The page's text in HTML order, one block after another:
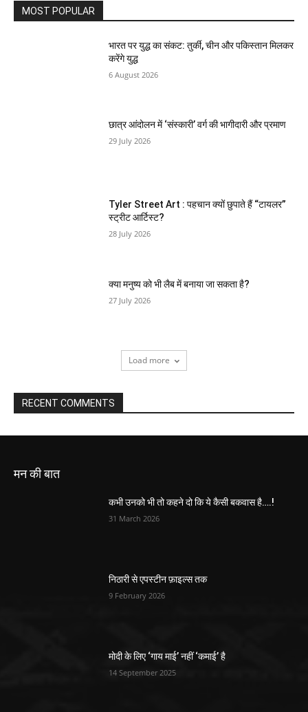
MOST POPULAR
भारत पर युद्ध का संकट: तुर्की, चीन और पकिस्तान मिलकर
करेंगे युद्ध
6 August 2026
छात्र आंदोलन में ‘संस्कारी’ वर्ग की भागीदारी और प्रमाण
29 July 2026
Tyler Street Art : पहचान क्यों छुपाते हैं “टायलर”
स्ट्रीट आर्टिस्ट?
28 July 2026
क्या मनुष्य को भी लैब में बनाया जा सकता है?
27 July 2026
Load more
RECENT COMMENTS
मन की बात
कभी उनको भी तो कहने दो कि ये कैसी बकवास है….!
31 March 2026
निठारी से एपस्टीन फ़ाइल्स तक
9 February 2026
मोदी के लिए ‘गाय माई’ नहीं ‘कमाई’ है
14 September 2025